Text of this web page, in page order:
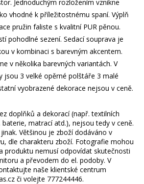
Jednoduchým rozložením vznikne
vhodné k příležitostnému spaní. Výplň
pružin faliste s kvalitní PUR pěnou.
pohodlné sezení. Sedací souprava je
v kombinaci s barevným akcentem.
v několika barevných variantách. V
jsou 3 velké opěrné polštáře 3 malé
vyobrazené dekorace nejsou v ceně.
doplňků a dekorací (např. textilních
matrací atd.), nejsou tedy v ceně.
Většinou je zboží dodáváno v
dle charakteru zboží. Fotografie mohou
produktu nemusí odpovídat skutečnosti
a převodem do el. podoby. V
naše klientské centrum
či volejte 777244446.